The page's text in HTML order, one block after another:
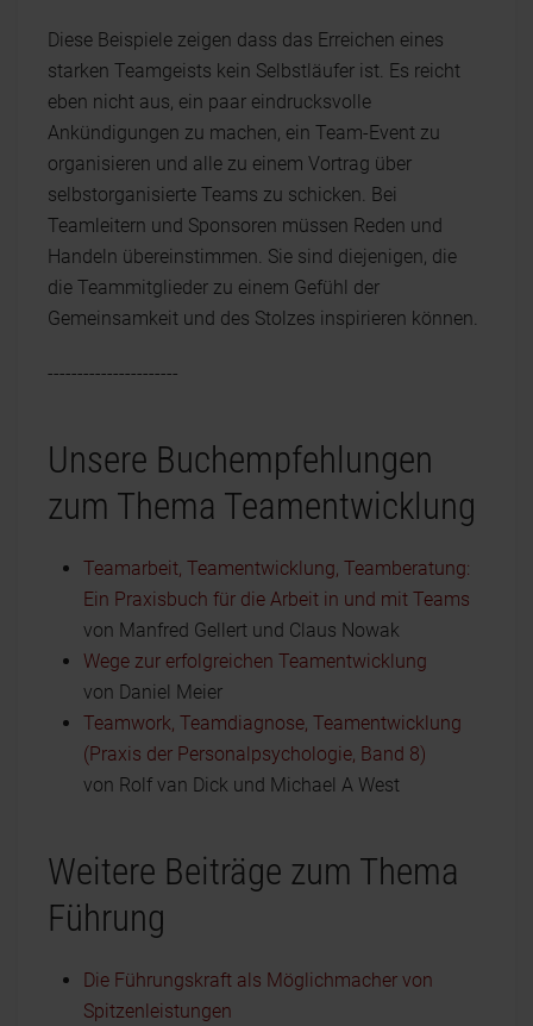
Diese Beispiele zeigen dass das Erreichen eines
starken Teamgeists kein Selbstläufer ist. Es reicht
eben nicht aus, ein paar eindrucksvolle
Ankündigungen zu machen, ein Team-Event zu
organisieren und alle zu einem Vortrag über
selbstorganisierte Teams zu schicken. Bei
Teamleitern und Sponsoren müssen Reden und
Handeln übereinstimmen. Sie sind diejenigen, die
die Teammitglieder zu einem Gefühl der
Gemeinsamkeit und des Stolzes inspirieren können.
----------------------
Unsere Buchempfehlungen
zum Thema Teamentwicklung
Teamarbeit, Teamentwicklung, Teamberatung:
Ein Praxisbuch für die Arbeit in und mit Teams
von Manfred Gellert und Claus Nowak
Wege zur erfolgreichen Teamentwicklung
von Daniel Meier
Teamwork, Teamdiagnose, Teamentwicklung
(Praxis der Personalpsychologie, Band 8)
von Rolf van Dick und Michael A West
Weitere Beiträge zum Thema
Führung
Die Führungskraft als Möglichmacher von
Spitzenleistungen